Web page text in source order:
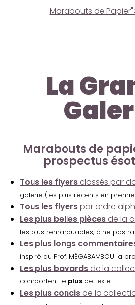
Marabouts de
La
Marabouts de
prospectus
Tous les flyers classés par
galerie (les plus récents en
Tous les flyerspar ordre
Les plus belles pièces de la
les plus remarquables, à ne pas
Les plus longs
inspiré au Prof. MÉGABAMBOU la
Les plus bavards de la
comportent le plus de texte.
Les plus concis de la